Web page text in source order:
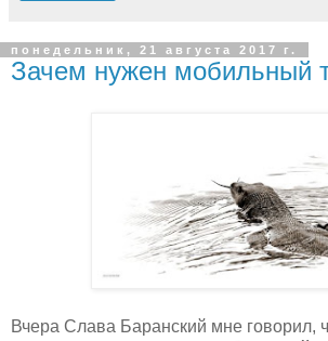
понедельник, 21 августа 2017 г.
Зачем нужен мобильный
Вчера Слава Баранский мне говорил,